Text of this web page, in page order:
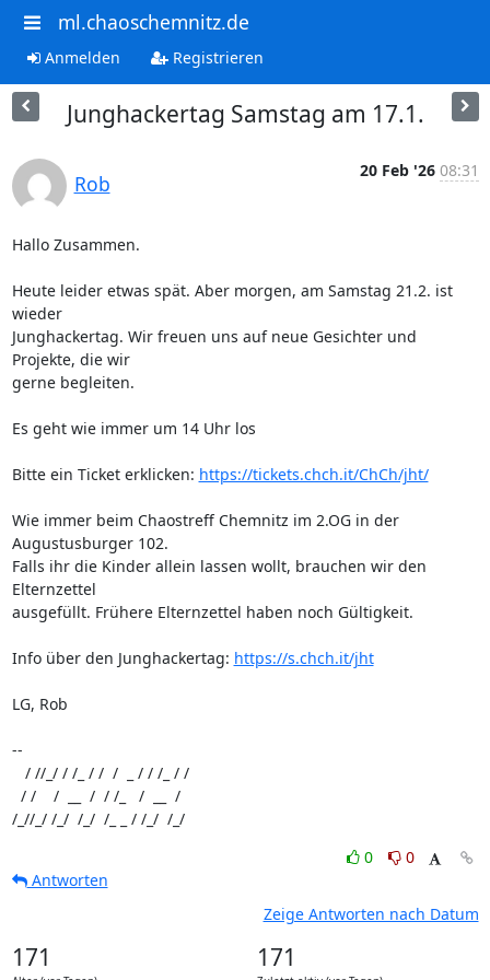
ml.chaoschemnitz.de
Anmelden Registrieren
Junghackertag Samstag am 17.1.
Rob
20 Feb '26 08:31
Hallo Zusammen.
Heute leider etwas spät. Aber morgen, am Samstag 21.2. ist
wieder
Junghackertag. Wir freuen uns auf neue Gesichter und
Projekte, die wir
gerne begleiten.
Es geht wie immer um 14 Uhr los
Bitte ein Ticket erklicken: https://tickets.chch.it/ChCh/jht/
Wie immer beim Chaostreff Chemnitz im 2.OG in der
Augustusburger 102.
Falls ihr die Kinder allein lassen wollt, brauchen wir den
Elternzettel
ausgefüllt. Frühere Elternzettel haben noch Gültigkeit.
Info über den Junghackertag: https://s.chch.it/jht
LG, Rob
--
/_//_/ /_/  /_/  /_ _ / /_/  /_/
0
0
Antworten
Zeige Antworten nach Datum
171 171